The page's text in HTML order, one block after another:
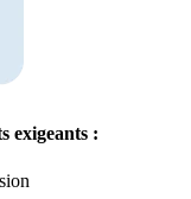
exigeants :